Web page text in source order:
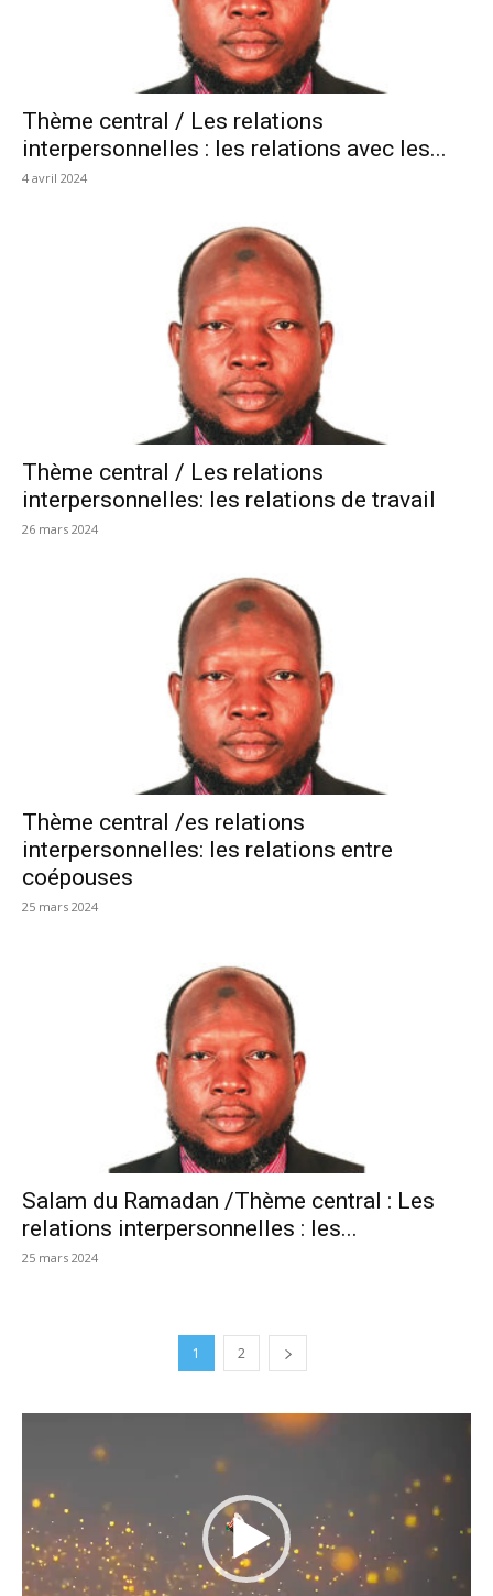
Thème central / Les relations
interpersonnelles : les relations avec les...
4 avril 2024
Thème central / Les relations
interpersonnelles: les relations de travail
26 mars 2024
Thème central /es relations
interpersonnelles: les relations entre
coépouses
25 mars 2024
Salam du Ramadan /Thème central : Les
relations interpersonnelles : les...
25 mars 2024
1 2